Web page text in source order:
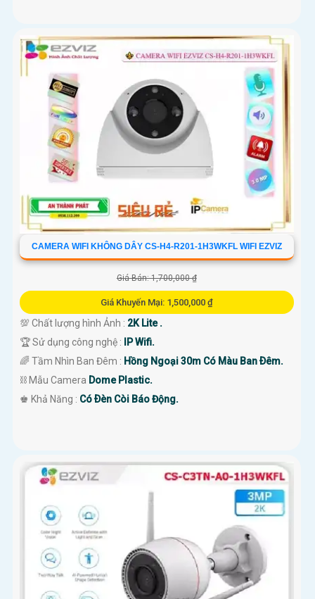
CAMERA WIFI KHÔNG DÂY CS-H4-R201-1H3WKFL WIFI EZVIZ
Giá Bán: 1,700,000 ₫
Giá Khuyến Mại: 1,500,000 ₫
💯 Chất lượng hình Ảnh : 2K Lite .
🏆 Sử dụng công nghệ :
IP Wifi.
🌈 Tầm Nhìn Ban Đêm : Hồng Ngoại 30m Có Màu Ban Ðêm.
⛓ Mẫu Camera Dome Plastic.
️♚ Khả Năng : Có Ðèn Còi Báo Động.